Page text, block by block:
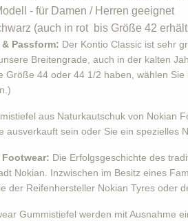
- für Damen / Herren geeignet
(auch in rot bis Größe 42
Passform: Der Kontio Classic ist sehr
Breitengrade, auch in der kalten
Größe 44 oder 44 1/2 haben, wählen
aus Naturkautschuk von Nokian
ausverkauft sein oder Sie ein spezielles
Die Erfolgsgeschichte des
Nokian. Inzwischen im Besitz eines
der Reifenhersteller Nokian Tyres oder
Gummistiefel werden mit Ausnahme